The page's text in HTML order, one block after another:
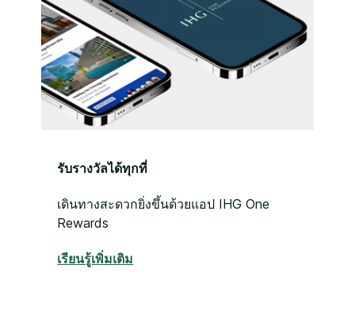
รับรางวัลได้ทุกที่
เดินทางสะดวกยิ่งขึ้นด้วยแอป IHG One
Rewards
เรียนรู้เพิ่มเติม